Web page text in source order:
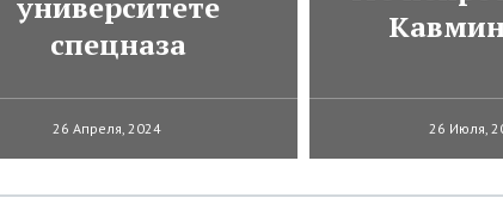
спецназа
26 Апреля, 2024 26 Июля,